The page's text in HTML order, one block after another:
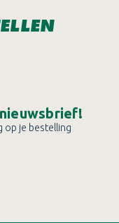
op je bestelling